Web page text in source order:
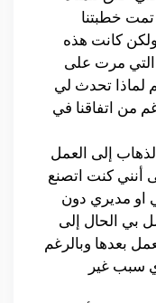
تمت خطبتنا
كانت هذه
مرت على
لماذا تحدث لي
من اتفاقنا في
إلى العمل
أنني كنت اتصنع
او مديري دون
بي الحال إلى
بعدها وبالرغم
سبب غير